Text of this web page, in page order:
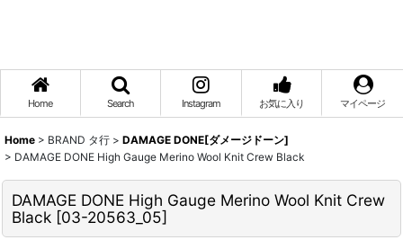
Home Search Instagram お気に入り マイページ
Home > BRAND タ行 > DAMAGE DONE[ダメージドーン]
> DAMAGE DONE High Gauge Merino Wool Knit Crew Black
DAMAGE DONE High Gauge Merino Wool Knit Crew
Black [03-20563_05]